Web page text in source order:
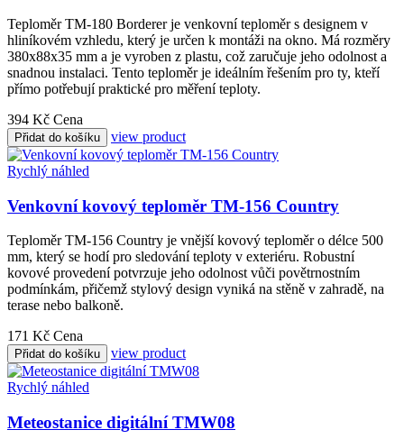
Teploměr TM-180 Borderer je venkovní teploměr s designem v
hliníkovém vzhledu, který je určen k montáži na okno. Má rozměry
380x88x35 mm a je vyroben z plastu, což zaručuje jeho odolnost a
snadnou instalaci. Tento teploměr je ideálním řešením pro ty, kteří
přímo potřebují praktické pro měření teploty.
394 Kč Cena
Přidat do košíku view product
Rychlý náhled
Venkovní kovový teploměr TM-156 Country
Teploměr TM-156 Country je vnější kovový teploměr o délce 500
mm, který se hodí pro sledování teploty v exteriéru. Robustní
kovové provedení potvrzuje jeho odolnost vůči povětrnostním
podmínkám, přičemž stylový design vyniká na stěně v zahradě, na
terase nebo balkoně.
171 Kč Cena
Přidat do košíku view product
Rychlý náhled
Meteostanice digitální TMW08